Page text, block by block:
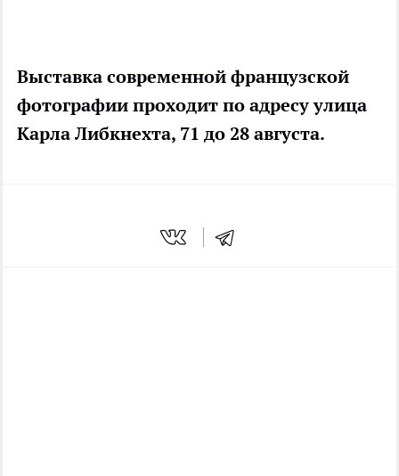
Выставка современной французской
фотографии проходит по адресу улица
Карла Либкнехта, 71 до 28 августа.